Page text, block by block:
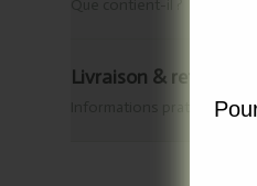
Livraison & retour
Informations pratiques